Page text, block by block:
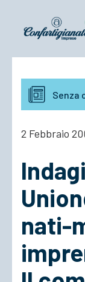
Notizie e Documenti
Confartigianato
Cosa Facciamo
Senza
2 Febbraio
nati-